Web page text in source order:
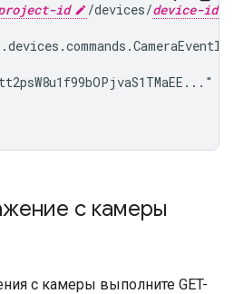
id /devices/device-id
с камеры
с камеры выполните GET-